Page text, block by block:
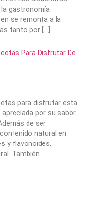
la gastronomía
se remonta a la
tanto por […]
Para Disfrutar De
para disfrutar esta
por su sabor
de ser
natural en
y flavonoides,
También